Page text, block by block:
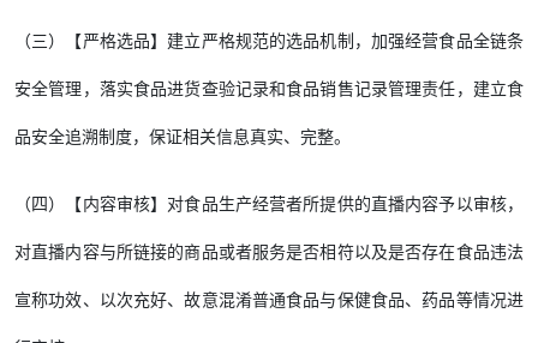
（三）【严格选品】建立严格规范的选品机制，加强经营食品全链条
安全管理，落实食品进货查验记录和食品销售记录管理责任，建立食
品安全追溯制度，保证相关信息真实、完整。
（四）【内容审核】对食品生产经营者所提供的直播内容予以审核，
对直播内容与所链接的商品或者服务是否相符以及是否存在食品违法
宣称功效、以次充好、故意混淆普通食品与保健食品、药品等情况进